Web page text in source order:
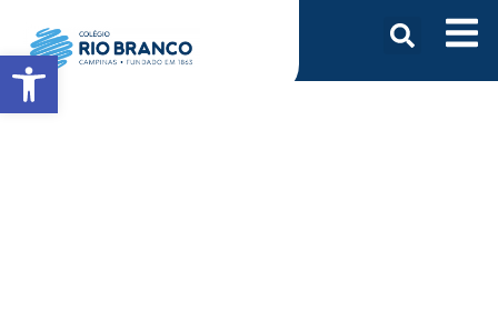
Abrir a barra de ferramentas